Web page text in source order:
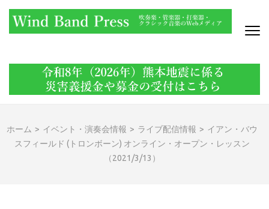
(Enter
ホーム > イベント・演奏会情報 > ライブ配信情報 > イアン・バウ
スフィールド (トロンボーン) オンライン・オープン・レッスン
（2021/3/13）